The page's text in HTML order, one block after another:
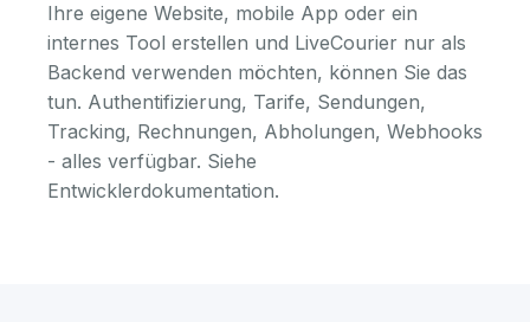
Ihre eigene Website, mobile App oder ein
internes Tool erstellen und LiveCourier nur als
Backend verwenden möchten, können Sie das
tun. Authentifizierung, Tarife, Sendungen,
Tracking, Rechnungen, Abholungen, Webhooks
- alles verfügbar. Siehe
Entwicklerdokumentation.